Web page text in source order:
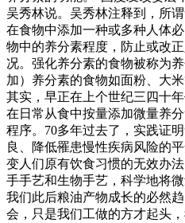
吴秀林说。吴秀林注释到，所
在食物中添加一种或多种人体
物中的养分素程度，防止或改
况。强化养分素的食物被称为
加）养分素的食物如面粉、大
其实，早正在上个世纪三四十
在日常从食中按量添加微量养
程序。70多年过去了，实践证
良、降低罹患慢性疾病风险的
变人们原有饮食习惯的无效办
手手艺和生物手艺，科学地将
我们此后粮油产物成长的必然
会，只是我们工做的方才起头